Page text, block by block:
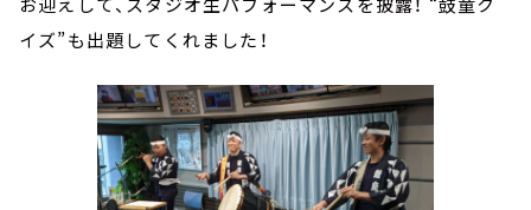
イズ”も出題してくれました！